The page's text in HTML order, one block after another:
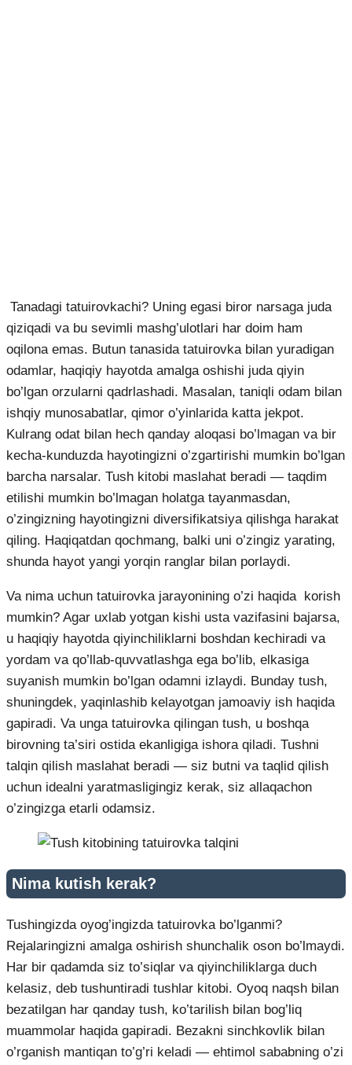
Tanadagi tatuirovkachi? Uning egasi biror narsaga juda
qiziqadi va bu sevimli mashg’ulotlari har doim ham
oqilona emas. Butun tanasida tatuirovka bilan yuradigan
odamlar, haqiqiy hayotda amalga oshishi juda qiyin
bo’lgan orzularni qadrlashadi. Masalan, taniqli odam bilan
ishqiy munosabatlar, qimor o’yinlarida katta jekpot.
Kulrang odat bilan hech qanday aloqasi bo’lmagan va bir
kecha-kunduzda hayotingizni o’zgartirishi mumkin bo’lgan
barcha narsalar. Tush kitobi maslahat beradi — taqdim
etilishi mumkin bo’lmagan holatga tayanmasdan,
o’zingizning hayotingizni diversifikatsiya qilishga harakat
qiling. Haqiqatdan qochmang, balki uni o’zingiz yarating,
shunda hayot yangi yorqin ranglar bilan porlaydi.
Va nima uchun tatuirovka jarayonining o’zi haqida korish
mumkin? Agar uxlab yotgan kishi usta vazifasini bajarsa,
u haqiqiy hayotda qiyinchiliklarni boshdan kechiradi va
yordam va qo’llab-quvvatlashga ega bo’lib, elkasiga
suyanish mumkin bo’lgan odamni izlaydi. Bunday tush,
shuningdek, yaqinlashib kelayotgan jamoaviy ish haqida
gapiradi. Va unga tatuirovka qilingan tush, u boshqa
birovning ta’siri ostida ekanligiga ishora qiladi. Tushni
talqin qilish maslahat beradi — siz butni va taqlid qilish
uchun idealni yaratmasligingiz kerak, siz allaqachon
o’zingizga etarli odamsiz.
Nima kutish kerak?
Tushingizda oyog’ingizda tatuirovka bo’lganmi?
Rejalaringizni amalga oshirish shunchalik oson bo’lmaydi.
Har bir qadamda siz to’siqlar va qiyinchiliklarga duch
kelasiz, deb tushuntiradi tushlar kitobi. Oyoq naqsh bilan
bezatilgan har qanday tush, ko’tarilish bilan bog’liq
muammolar haqida gapiradi. Bezakni sinchkovlik bilan
o’rganish mantiqan to’g’ri keladi — ehtimol sababning o’zi